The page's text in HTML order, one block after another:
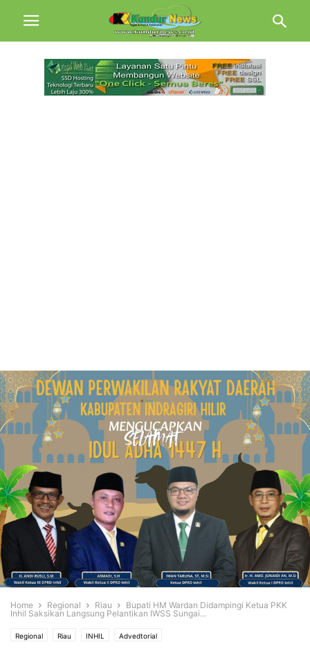
Home Regional Riau
Bupati HM Wardan Didampingi Ketua PKK
Inhil Saksikan Langsung Pelantikan IWSS Sungai...
Regional Riau INHIL Advedtorial